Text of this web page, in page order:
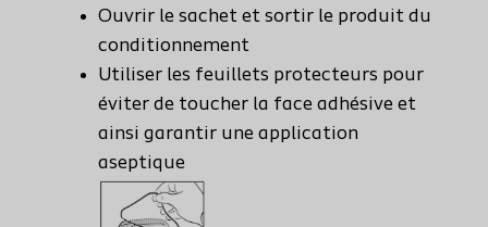
Ouvrir le sachet et sortir le produit du
conditionnement
Utiliser les feuillets protecteurs pour
éviter de toucher la face adhésive et
ainsi garantir une application
aseptique